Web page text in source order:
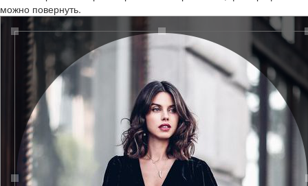
можно повернуть.